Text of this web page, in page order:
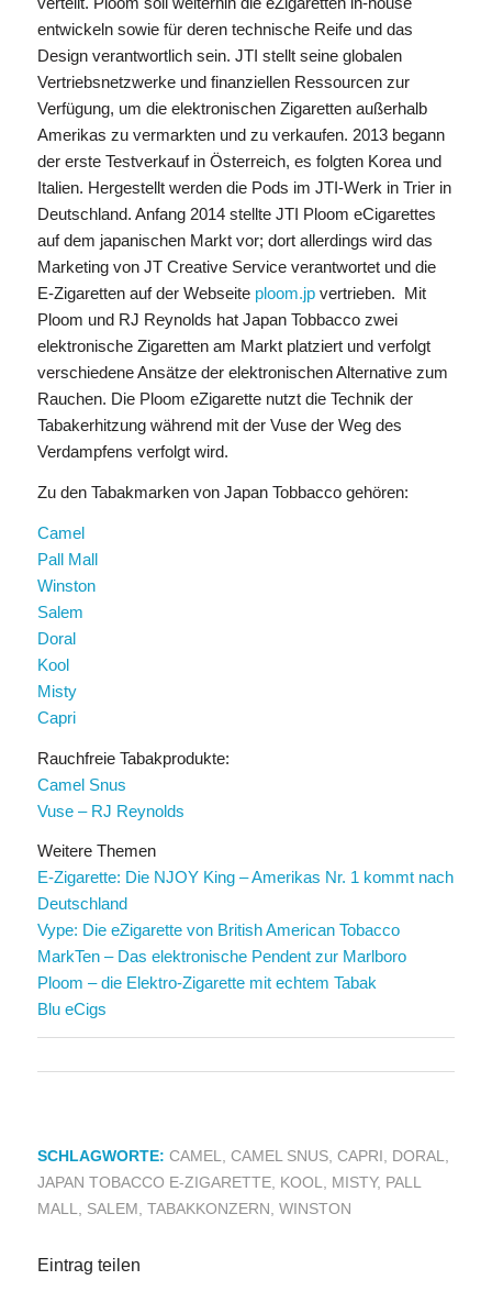
entwickeln sowie für deren technische Reife und das
Design verantwortlich sein. JTI stellt seine globalen
Vertriebsnetzwerke und finanziellen Ressourcen zur
Verfügung, um die elektronischen Zigaretten außerhalb
Amerikas zu vermarkten und zu verkaufen. 2013 begann
der erste Testverkauf in Österreich, es folgten Korea und
Italien. Hergestellt werden die Pods im JTI-Werk in Trier in
Deutschland. Anfang 2014 stellte JTI Ploom eCigarettes
auf dem japanischen Markt vor; dort allerdings wird das
Marketing von JT Creative Service verantwortet und die
E-Zigaretten auf der Webseite ploom.jpvertrieben. Mit
Ploom und RJ Reynolds hat Japan Tobbacco zwei
elektronische Zigaretten am Markt platziert und verfolgt
verschiedene Ansätze der elektronischen Alternative zum
Rauchen. Die Ploom eZigarette nutzt die Technik der
Tabakerhitzung während mit der Vuse der Weg des
Verdampfens verfolgt wird.
Zu den Tabakmarken von Japan Tobbacco gehören:
Camel
Pall Mall
Winston
Salem
Doral
Kool
Misty
Capri
Rauchfreie Tabakprodukte:
Camel Snus
Vuse – RJ Reynolds
Weitere Themen
E-Zigarette: Die NJOY King – Amerikas Nr. 1 kommt nach
Deutschland
Vype: Die eZigarette von British American Tobacco
MarkTen – Das elektronische Pendent zur Marlboro
Ploom – die Elektro-Zigarette mit echtem Tabak
Blu eCigs
SCHLAGWORTE: CAMEL, CAMEL SNUS, CAPRI , DORAL,
JAPAN TOBACCO E-ZIGARETTE, KOOL, MISTY, PALL
MALL, SALEM , TABAKKONZERN , WINSTON
Eintrag teilen